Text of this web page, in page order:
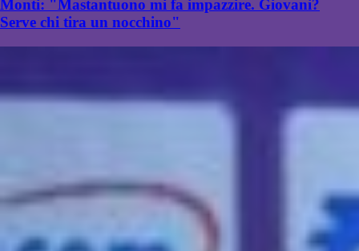
Monti: "Mastantuono mi fa impazzire. Giovani?
Serve chi tira un nocchino"